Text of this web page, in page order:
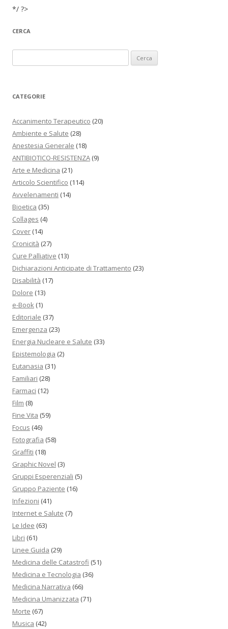
*/ ?>
CERCA
CATEGORIE
Accanimento Terapeutico (20)
Ambiente e Salute (28)
Anestesia Generale (18)
ANTIBIOTICO-RESISTENZA (9)
Arte e Medicina (21)
Articolo Scientifico (114)
Avvelenamenti (14)
Bioetica (35)
Collages (4)
Cover (14)
Cronicità (27)
Cure Palliative (13)
Dichiarazioni Anticipate di Trattamento (23)
Disabilità (17)
Dolore (13)
e-Book (1)
Editoriale (37)
Emergenza (23)
Energia Nucleare e Salute (33)
Epistemologia (2)
Eutanasia (31)
Familiari (28)
Farmaci (12)
Film (8)
Fine Vita (59)
Focus (46)
Fotografia (58)
Graffiti (18)
Graphic Novel (3)
Gruppi Esperenziali (5)
Gruppo Paziente (16)
Infezioni (41)
Internet e Salute (7)
Le Idee (63)
Libri (61)
Linee Guida (29)
Medicina delle Catastrofi (51)
Medicina e Tecnologia (36)
Medicina Narrativa (66)
Medicina Umanizzata (71)
Morte (67)
Musica (42)